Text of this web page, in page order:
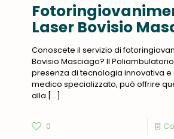
Laser Bovisio
Conoscete il servizio di
Bovisio Masciago? Il
presenza di tecnologia innovativa
medico specializzato, può offrire
alla […]
0